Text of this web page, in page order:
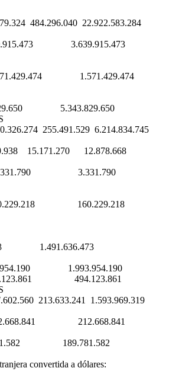
484.296.040 22.922.583.284
3.639.915.473
1.571.429.474
5.343.829.650
255.491.529 6.214.834.745
15.171.270 12.878.668
3.331.790
160.229.218
1.491.636.473
1.993.954.190
494.123.861
213.633.241 1.593.969.319
212.668.841
189.781.582
convertida a dólares: